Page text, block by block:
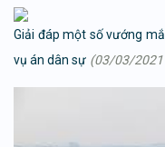
Giải đáp một số vướng
vụ án dân sự (03/03/2021